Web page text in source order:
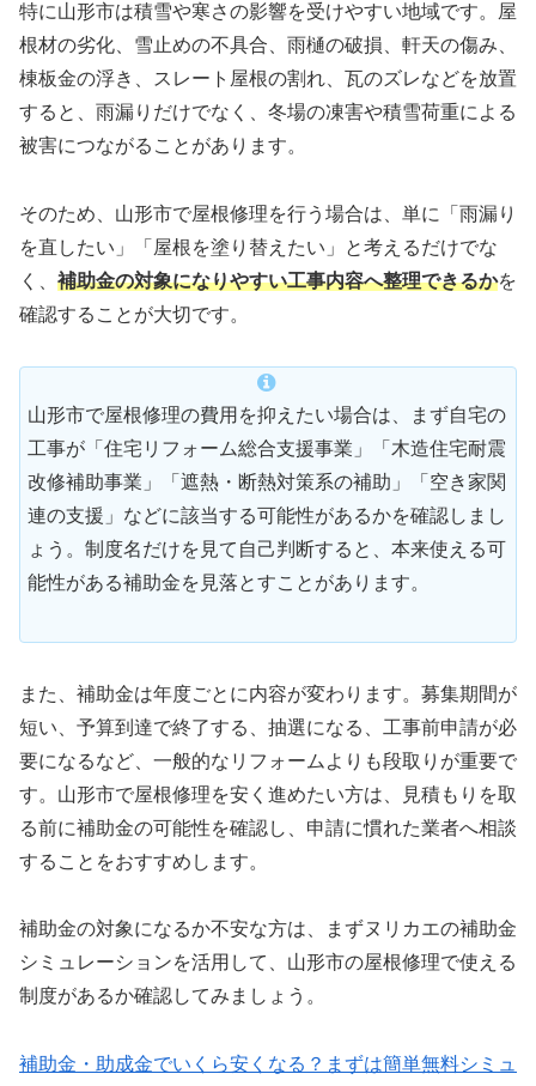
特に山形市は積雪や寒さの影響を受けやすい地域です。屋
根材の劣化、雪止めの不具合、雨樋の破損、軒天の傷み、
棟板金の浮き、スレート屋根の割れ、瓦のズレなどを放置
すると、雨漏りだけでなく、冬場の凍害や積雪荷重による
被害につながることがあります。
そのため、山形市で屋根修理を行う場合は、単に「雨漏り
を直したい」「屋根を塗り替えたい」と考えるだけでな
く、 補助金の対象になりやすい工事内容へ整理できるかを
確認することが大切です。
山形市で屋根修理の費用を抑えたい場合は、まず自宅の
工事が「住宅リフォーム総合支援事業」「木造住宅耐震
改修補助事業」「遮熱・断熱対策系の補助」「空き家関
連の支援」などに該当する可能性があるかを確認しまし
ょう。制度名だけを見て自己判断すると、本来使える可
能性がある補助金を見落とすことがあります。
また、補助金は年度ごとに内容が変わります。募集期間が
短い、予算到達で終了する、抽選になる、工事前申請が必
要になるなど、一般的なリフォームよりも段取りが重要で
す。山形市で屋根修理を安く進めたい方は、見積もりを取
る前に補助金の可能性を確認し、申請に慣れた業者へ相談
することをおすすめします。
補助金の対象になるか不安な方は、まずヌリカエの補助金
シミュレーションを活用して、山形市の屋根修理で使える
制度があるか確認してみましょう。
補助金・助成金でいくら安くなる？まずは簡単無料シミュ